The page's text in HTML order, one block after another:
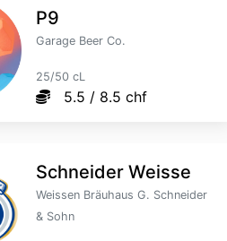
P9
Garage Beer Co.
25/50 cL
5.5 / 8.5 chf
Schneider Weisse
Weissen Bräuhaus G. Schneider
& Sohn